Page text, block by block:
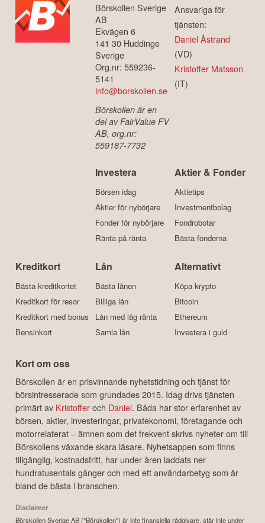
Börskollen Sverige
AB
Ekvägen 6
141 30 Huddinge
Sverige
Org.nr: 559236-
5141
info@borskollen.se
Börskollen är en
del av FairValue FV
AB, org.nr:
559187-7732
Ansvariga för
tjänsten:
Daniel Åstrand
(VD)
Kristoffer Matsson
(IT)
Investera
Börsen idag
Aktier för nybörjare
Fonder för nybörjare
Ränta på ränta
Aktier & Fonder
Aktietips
Investmentbolag
Fondrobotar
Bästa fonderna
Kreditkort
Bästa kreditkortet
Kreditkort för resor
Kreditkort med bonus
Bensinkort
Lån
Bästa lånen
Billiga lån
Lån med låg ränta
Samla lån
Alternativt
Köpa krypto
Bitcoin
Ethereum
Investera i guld
Kort om oss
Börskollen är en prisvinnande nyhetstidning och tjänst för
börsintresserade som grundades 2015. Idag drivs tjänsten
primärt av Kristofferoch Daniel. Båda har stor erfarenhet av
börsen, aktier, investeringar, privatekonomi, företagande och
motorrelaterat – ämnen som det frekvent skrivs nyheter om till
Börskollens växande skara läsare. Nyhetsappen som finns
tillgänglig, kostnadsfritt, har under åren laddats ner
hundratusentals gånger och med ett användarbetyg som är
bland de bästa i branschen.
Disclaimer
Börskollen Sverige AB ("Börskollen") är inte finansiella rådgivare, står inte under